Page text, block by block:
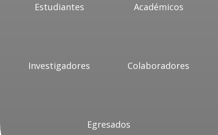
Estudiantes Académicos
Investigadores Colaboradores
Egresados